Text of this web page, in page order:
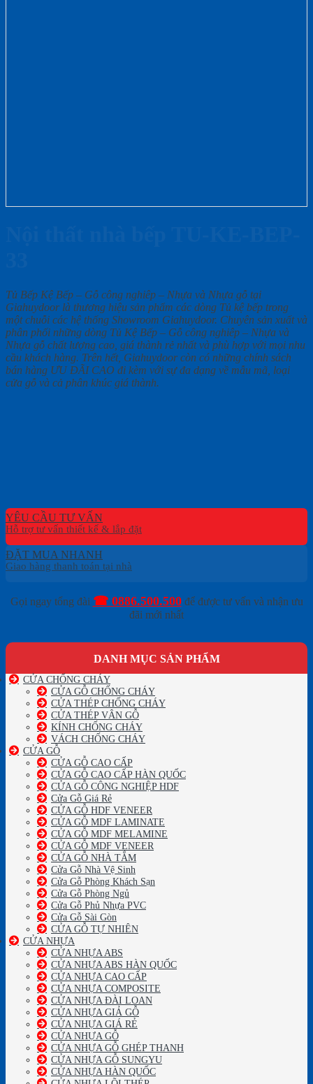
Tủ Bếp Kệ Bếp – Gỗ công nghiêp – Nhựa và Nhựa gỗ tại
Giahuydoor là thương hiệu sản phẩm các dòng Tủ kệ bếp trong
một chuỗi các hệ thống Showroom Giahuydoor. Chuyên sản xuất và
phân phối những dòng Tủ Kệ Bếp – Gỗ công nghiêp – Nhựa và
Nhựa gỗ chất lượng cao, giá thành rẻ nhất và phù hợp với mọi nhu
cầu khách hàng. Trên hết, Giahuydoor còn có những chính sách
bán hàng ƯU ĐÃI CAO đi kèm với sự đa dạng về mẫu mã, loại
cửa gỗ và cả phân khúc giá thành.
YÊU CẦU TƯ VẤN
ĐẶT MUA NHANH
Gọi ngay tổng đài ☎ 0886.500.500để được tư vấn và nhận ưu
đãi mới nhất
DANH MỤC SẢN PHẨM
CỬA CHỐNG CHÁY
CỬA GỖ CHỐNG CHÁY
CỬA THÉP CHỐNG CHÁY
CỬA THÉP VÂN GỖ
KÍNH CHỐNG CHÁY
VÁCH CHỐNG CHÁY
CỬA GỖ
CỬA GỖ CAO CẤP
CỬA GỖ CAO CẤP HÀN QUỐC
CỬA GỖ CÔNG NGHIỆP HDF
Cửa Gỗ Giá Rẻ
CỬA GỖ HDF VENEER
CỬA GỖ MDF LAMINATE
CỬA GỖ MDF MELAMINE
CỬA GỖ MDF VENEER
CỬA GỖ NHÀ TẮM
Cửa Gỗ Nhà Vệ Sinh
Cửa Gỗ Phòng Khách Sạn
Cửa Gỗ Phòng Ngủ
Cửa Gỗ Phủ Nhựa PVC
Cửa Gỗ Sài Gòn
CỬA GỖ TỰ NHIÊN
CỬA NHỰA
CỬA NHỰA ABS
CỬA NHỰA ABS HÀN QUỐC
CỬA NHỰA CAO CẤP
CỬA NHỰA COMPOSITE
CỬA NHỰA ĐÀI LOAN
CỬA NHỰA GIẢ GỖ
CỬA NHỰA GIÁ RẺ
CỬA NHỰA GỖ
CỬA NHỰA GỖ GHÉP THANH
CỬA NHỰA GỖ SUNGYU
CỬA NHỰA HÀN QUỐC